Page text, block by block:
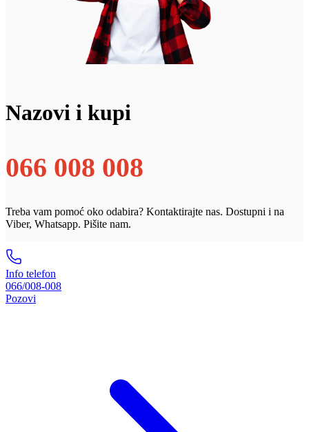
Nazovi i kupi
066 008 008
Treba vam pomoć oko odabira? Kontaktirajte nas. Dostupni i na
Viber, Whatsapp. Pišite nam.
Info telefon
066/008-008
Pozovi